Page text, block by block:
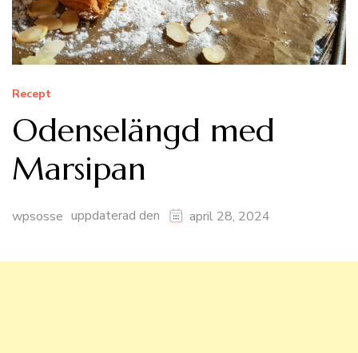
Recept
Odenselängd med
Marsipan
wpsosse uppdaterad den april 28, 2024